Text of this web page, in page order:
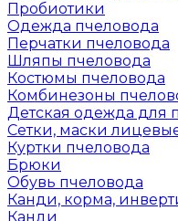
Пробиотики
Одежда пчеловода
Перчатки пчеловода
Шляпы пчеловода
Костюмы пчеловода
Комбинезоны
Детская одежда для
Сетки, маски
Куртки пчеловода
Брюки
Обувь пчеловода
Канди, корма,
Канди